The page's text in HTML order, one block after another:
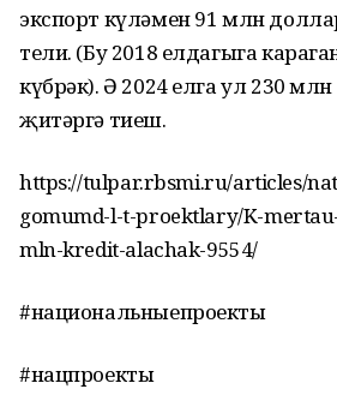
экспорт күләмен 91 млн
тели. (Бу 2018 елдагыга
күбрәк). Ә 2024 елга ул 230
җитәргә тиеш.
https://tulpar.rbsmi.ru/articles/
gomumd-l-t-proektlary/K-
mln-kredit-alachak-9554/
#национальныепроекты
#нацпроекты